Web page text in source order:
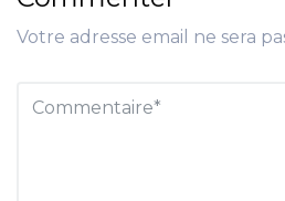
Votre adresse email ne sera